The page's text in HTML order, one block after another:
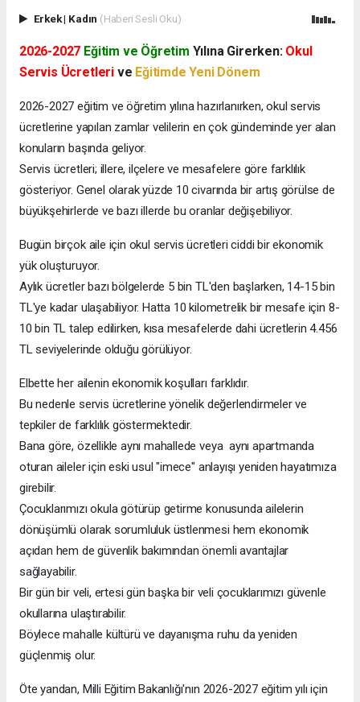
Erkek| Kadın (Haberi Sesli Oku)
2026-2027 Eğitim ve Öğretim Yılına Girerken: Okul
Servis Ücretleri ve Eğitimde Yeni Dönem
2026-2027 eğitim ve öğretim yılına hazırlanırken, okul servis
ücretlerine yapılan zamlar velilerin en çok gündeminde yer alan
konuların başında geliyor.
Servis ücretleri; illere, ilçelere ve mesafelere göre farklılık
gösteriyor. Genel olarak yüzde 10 civarında bir artış görülse de
büyükşehirlerde ve bazı illerde bu oranlar değişebiliyor.
Bugün birçok aile için okul servis ücretleri ciddi bir ekonomik
yük oluşturuyor.
Aylık ücretler bazı bölgelerde 5 bin TL'den başlarken, 14-15 bin
TL'ye kadar ulaşabiliyor. Hatta 10 kilometrelik bir mesafe için 8-
10 bin TL talep edilirken, kısa mesafelerde dahi ücretlerin 4.456
TL seviyelerinde olduğu görülüyor.
Elbette her ailenin ekonomik koşulları farklıdır.
Bu nedenle servis ücretlerine yönelik değerlendirmeler ve
tepkiler de farklılık göstermektedir.
Bana göre, özellikle aynı mahallede veya aynı apartmanda
oturan aileler için eski usul "imece" anlayışı yeniden hayatımıza
girebilir.
Çocuklarımızı okula götürüp getirme konusunda ailelerin
dönüşümlü olarak sorumluluk üstlenmesi hem ekonomik
açıdan hem de güvenlik bakımından önemli avantajlar
sağlayabilir.
Bir gün bir veli, ertesi gün başka bir veli çocuklarımızı güvenle
okullarına ulaştırabilir.
Böylece mahalle kültürü ve dayanışma ruhu da yeniden
güçlenmiş olur.
Öte yandan, Milli Eğitim Bakanlığı'nın 2026-2027 eğitim yılı için